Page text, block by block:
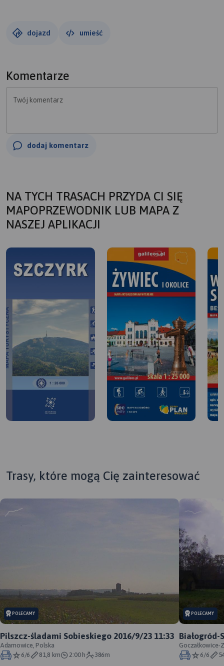
dojazd umieść
Komentarze
Twój komentarz
dodaj komentarz
NA TYCH TRASACH PRZYDA CI SIĘ
MAPOPRZEWODNIK LUB MAPA Z
NASZEJ APLIKACJI
MAPA TURYSTYCZNA W
MAPA TURYSTYCZNA W
APLIKACJI TRASEO
Szczegółowa mapa
turystyczna "Żywiec i okolice"
z uwzględnieniem atrakcji,
Trasy, które mogą Cię zainteresować
POLECAMY
Pilszcz-śladami Sobieskiego 2016/9/23 11:33
Adamowice, Polska
6/6
81,8 km 2:00 h 386m
POLECAMY
Białogród-
Goczałkowice-
6/6